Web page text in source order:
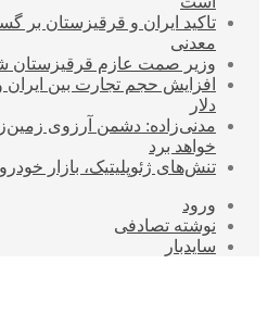
تاکید ایران و قرقیزستان
معدنی
وزیر صمت عازم قرقیزستان
دلار
مدنی‌زاده: دشمن آرزوی
خواهد برد
تنش‌های ژئوپلیتیک، بازار
ورود
نوشته تصادفی
سایدبار